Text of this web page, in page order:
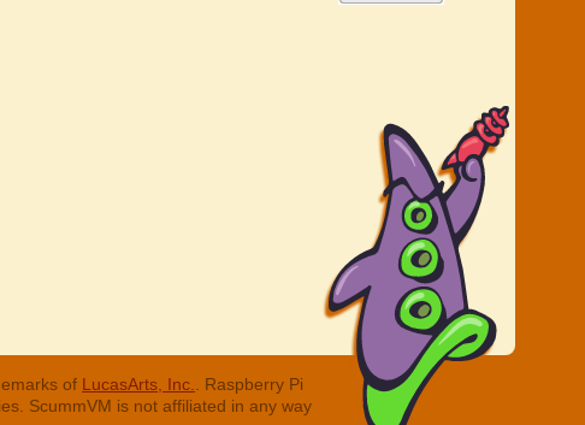
of LucasArts, Inc.
. Raspberry Pi
ScummVM is not affiliated in any way